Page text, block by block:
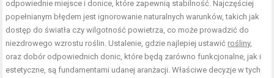
odpowiednie miejsce i donice, które zapewnią stabilność. Najczęściej
popełnianym błędem jest ignorowanie naturalnych warunków, takich jak
dostęp do światła czy wilgotność powietrza, co może prowadzić do
niezdrowego wzrostu roślin. Ustalenie, gdzie najlepiej ustawić rośliny,
oraz dobór odpowiednich donic, które będą zarówno funkcjonalne, jak i
estetyczne, są fundamentami udanej aranżacji. Właściwe decyzje w tych